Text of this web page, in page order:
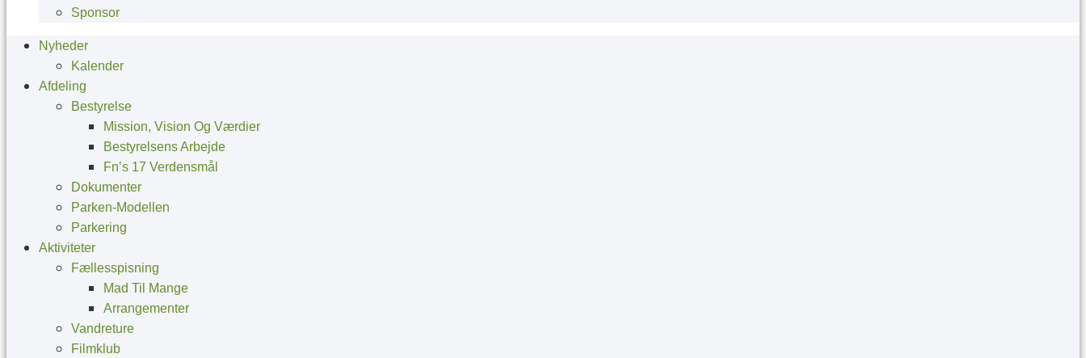
Sponsor
Nyheder
Kalender
Afdeling
Bestyrelse
Mission, Vision Og Værdier
Bestyrelsens Arbejde
Fn’s 17 Verdensmål
Dokumenter
Parken-Modellen
Parkering
Aktiviteter
Fællesspisning
Mad Til Mange
Arrangementer
Vandreture
Filmklub